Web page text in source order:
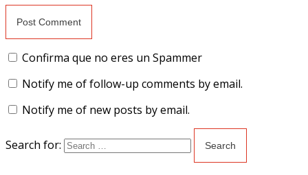
Confirma que no eres un Spammer
Notify me of follow-up comments by email.
Notify me of new posts by email.
Search for: